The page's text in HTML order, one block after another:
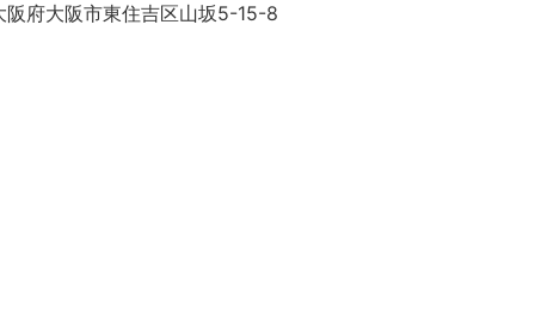
阪府大阪市東住吉区山坂5-15-8